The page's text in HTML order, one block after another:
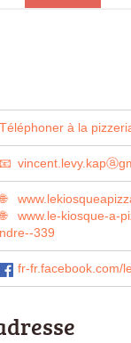
Téléphoner à la
www.le-kiosque-a-
ndre--339
fr-fr.facebook.com/